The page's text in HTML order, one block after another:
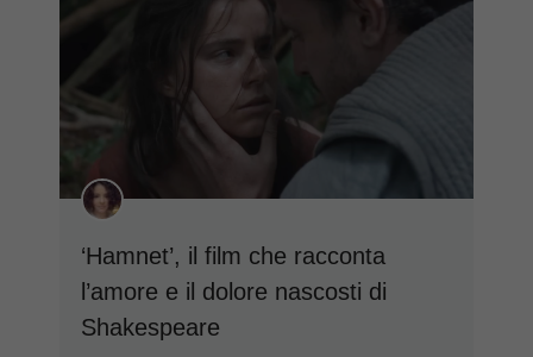
‘Hamnet’, il film che racconta
l’amore e il dolore nascosti di
Shakespeare